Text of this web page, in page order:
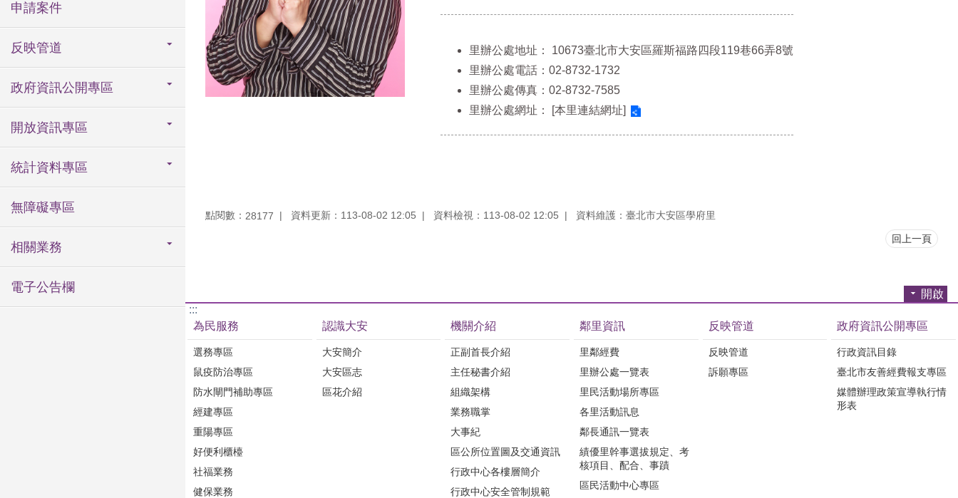
申請案件
反映管道
政府資訊公開專區
開放資訊專區
統計資料專區
無障礙專區
相關業務
電子公告欄
里辦公處地址： 10673臺北市大安區羅斯福路四段119巷66弄8號
里辦公處電話：02-8732-1732
里辦公處傳真：02-8732-7585
里辦公處網址：
[本里連結網址]
點閱數： 28177 資料更新：113-08-02 12:05 資料檢視：113-08-02 12:05 資料維護：臺北市大安區學府里
回上一頁
開啟
:::
為民服務
選務專區
鼠疫防治專區
防水閘門補助專區
經建專區
重陽專區
好便利櫃檯
社福業務
健保業務
認識大安
大安簡介
大安區志
區花介紹
機關介紹
正副首長介紹
主任秘書介紹
組織架構
業務職掌
大事紀
區公所位置圖及交通資訊
行政中心各樓層簡介
行政中心安全管制規範
鄰里資訊
里鄰經費
里辦公處一覽表
里民活動場所專區
各里活動訊息
鄰長通訊一覽表
績優里幹事選拔規定、考
核項目、配合、事蹟
區民活動中心專區
反映管道
反映管道
訴願專區
政府資訊公開專區
行政資訊目錄
臺北市友善經費報支專區
媒體辦理政策宣導執行情
形表